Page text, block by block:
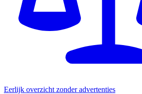
Eerlijk overzicht zonder advertenties